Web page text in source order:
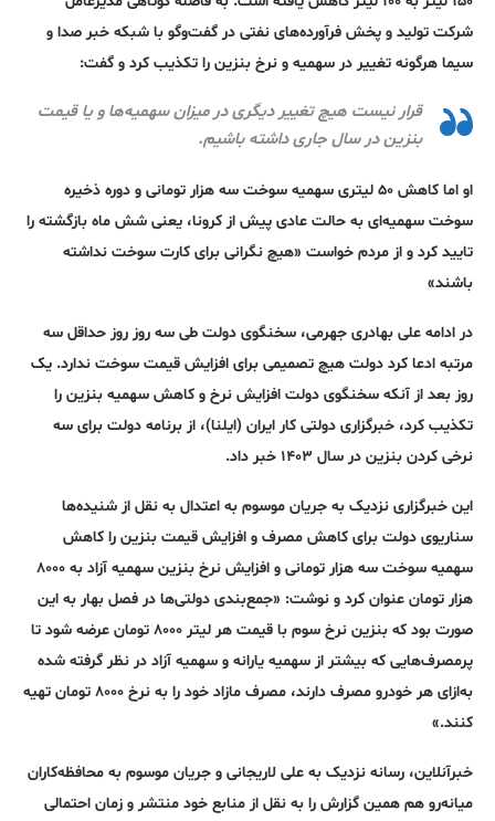
شرکت تولید و پخش فرآورده‌های نفتی در گفت‌وگو با شبکه خبر صدا و
سیما هرگونه تغییر در سهمیه و نرخ بنزین را تکذیب کرد و گفت:
قرار نیست هیچ تغییر دیگری در میزان سهمیه‌ها و یا قیمت
بنزین در سال جاری داشته باشیم.
او اما کاهش ۵۰ لیتری سهمیه سوخت سه هزار تومانی و دوره ذخیره
سوخت سهمیه‌ای به حالت عادی پیش از کرونا، یعنی شش ماه بازگشته را
تایید کرد و از مردم خواست «هیچ نگرانی برای کارت سوخت نداشته
باشند»
در ادامه علی بهادری جهرمی، سخنگوی دولت طی سه روز روز حداقل سه
مرتبه ادعا کرد دولت هیچ تصمیمی برای افزایش قیمت سوخت ندارد. یک
روز بعد از آنکه سخنگوی دولت افزایش نرخ و کاهش سهمیه بنزین را
تکذیب کرد، خبرگزاری دولتی کار ایران (ایلنا)، از برنامه دولت برای سه
نرخی کردن بنزین در سال ۱۴۰۳ خبر داد.
این خبرگزاری نزدیک به جریان موسوم به اعتدال به نقل از شنیده‌ها
سناریوی دولت برای کاهش مصرف و افزایش قیمت بنزین را کاهش
سهمیه سوخت سه هزار تومانی و افزایش نرخ بنزین سهمیه آزاد به ۸۰۰۰
هزار تومان عنوان کرد و نوشت: «جمع‌بندی دولتی‌ها در فصل بهار به این
صورت بود که بنزین نرخ سوم با قیمت هر لیتر ۸۰۰۰ تومان عرضه شود تا
پرمصرف‌هایی که بیشتر از سهمیه یارانه و سهمیه آزاد در نظر گرفته شده
به‌ازای هر خودرو مصرف دارند، مصرف مازاد خود را به نرخ ۸۰۰۰ تومان تهیه
کنند.»
خبرآنلاین، رسانه نزدیک به علی لاریجانی و جریان موسوم به محافظه‌کاران
میانه‌رو هم همین گزارش را به نقل از منابع خود منتشر و زمان احتمالی